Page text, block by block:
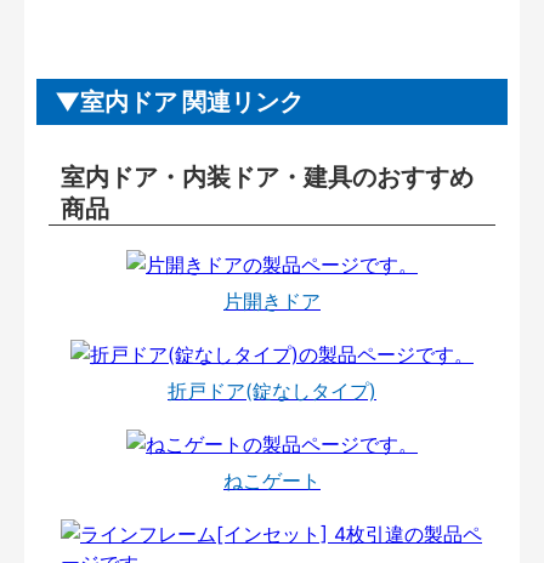
室内ドア 関連リンク
室内ドア・内装ドア・建具のおすすめ
商品
片開きドア
折戸ドア(錠なしタイプ)
ねこゲート